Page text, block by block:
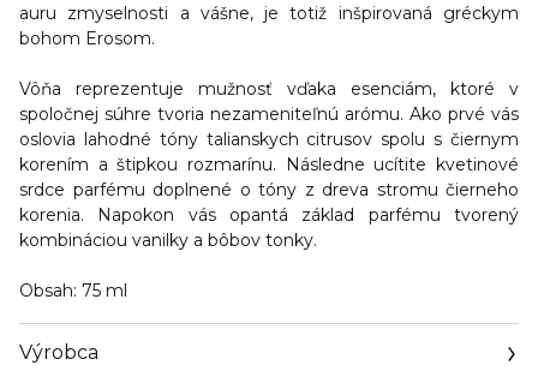
auru zmyselnosti a vášne, je totiž inšpirovaná gréckym
bohom Erosom.
Vôňa reprezentuje mužnosť vďaka esenciám, ktoré v
spoločnej súhre tvoria nezameniteľnú arómu. Ako prvé vás
oslovia lahodné tóny talianskych citrusov spolu s čiernym
korením aštipkou rozmarínu. Následne ucítite kvetinové
srdce parfému doplnené o tóny z dreva stromu čierneho
korenia. Napokon vás opantá základ parfému tvorený
kombináciou vanilky a bôbov tonky.
Obsah: 75 ml
Výrobca